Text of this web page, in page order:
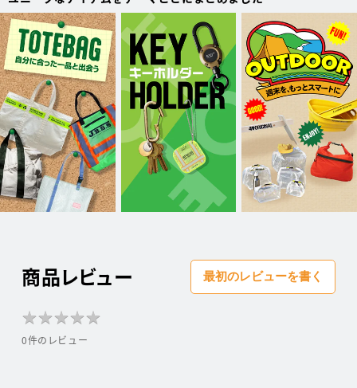
商品レビュー 最初のレビューを書く
★★★★★
★★★★★
0件のレビュー